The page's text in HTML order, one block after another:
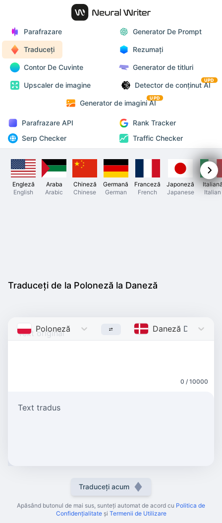
Parafrazare Generator De Prompt
Traduceți Rezumați
Contor De Cuvinte Generator de titluri
Upscaler de imagine Detector de conținut AI
UPD
Generator de imagini AI
UPD
Parafrazare API
Rank Tracker
Serp Checker
Traffic Checker
Engleză
English
Araba
Arabic
Chineză
Chinese
Germană
German
Franceză
French
Japoneză
Japanese
Italian
Traduceți de la Poloneză la Daneză
Poloneză Polish Daneză Danish
0 / 10000
Text tradus
Traduceți acum
Apăsând butonul de mai sus, sunteți automat de acord cu Politica de
Confidențialitate și Termenii de Utilizare